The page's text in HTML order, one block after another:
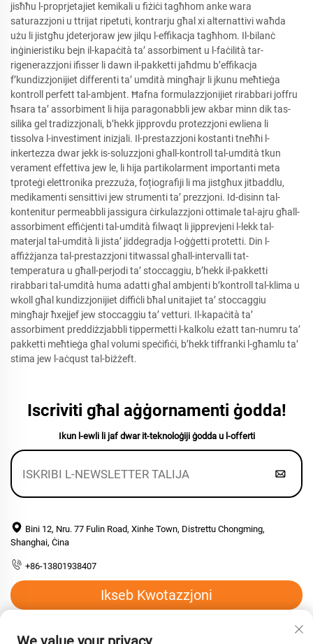
jisħħu l-proprjetajiet kemikali u fiżiċi tagħhom anke wara
saturazzjoni u ttrijat ripetuti, kontrarju għal xi alternattivi waħda
użu li jistgħu jdeterjoraw jew jilqu l-effikacja tagħhom. Il-bilanċ
inġinieristiku bejn il-kapaċità ta’ assorbiment u l-faċilità tar-
rigenerazzjoni ifisser li dawn il-pakketti jaħdmu b’effikacja
f’kundizzjonijiet differenti ta’ umdità mingħajr li jkunu meħtieġa
kontroll perfett tal-ambjent. Ħafna formulazzjonijiet rirabbari joffru
ħsara ta’ assorbiment li hija paragonabbli jew akbar minn dik tas-
silika gel tradizzjonali, b’hekk jipprovdu protezzjoni ewliena li
tissolva l-investiment inizjali. Il-prestazzjoni kostanti tneħħi l-
inkertezza dwar jekk is-soluzzjoni għall-kontroll tal-umdità tkun
verament effettiva jew le, li hija partikolarment importanti meta
tproteġi elettronika prezzuża, foțiografiji li ma jistgħux jitbaddlu,
medikamenti sensittivi jew strumenti ta’ prezzjoni. Id-disinn tal-
kontenitur permeabbli jassigura ċirkulazzjoni ottimale tal-ajru għall-
assorbiment effiċjenti tal-umdità filwaqt li jipprevjeni l-lekk tal-
materjal tal-umdità li jista’ jiddegradja l-oġġetti protetti. Din l-
affiżżjanza tal-prestazzjoni titwassal għall-intervalli tat-
temperatura u għall-perjodi ta’ stoccaggiu, b’hekk il-pakketti
rirabbari tal-umdità huma adatti għal ambjenti b’kontroll tal-klima u
wkoll għal kundizzjonijiet diffiċli bħal unitajiet ta’ stoccaggiu
mingħajr ħxejjef jew stoccaggiu ta’ vetturi. Il-kapaċità ta’
assorbiment preddiżzjabbli tippermetti l-kalkolu eżatt tan-numru ta’
pakketti meħtieġa għal volumi speċifiċi, b’hekk tiffranki l-għamlu ta’
stima jew l-aċqust tal-biżżeft.
Iscriviti għal aġġornamenti ġodda!
Ikun l-ewli li jaf dwar it-teknoloġiji ġodda u l-offerti
Bini 12, Nru. 77 Fulin Road, Xinhe Town, Distrettu Chongming,
Shanghai, Ċina
+86-13801938407
Ikseb Kwotazzjoni